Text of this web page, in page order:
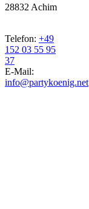
28832 Achim
Telefon: +49
152 03 55 95
37
E-Mail:
info@partykoenig.net